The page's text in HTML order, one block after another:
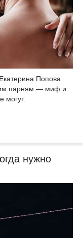
Попова
парням — миф и
могут.
нужно